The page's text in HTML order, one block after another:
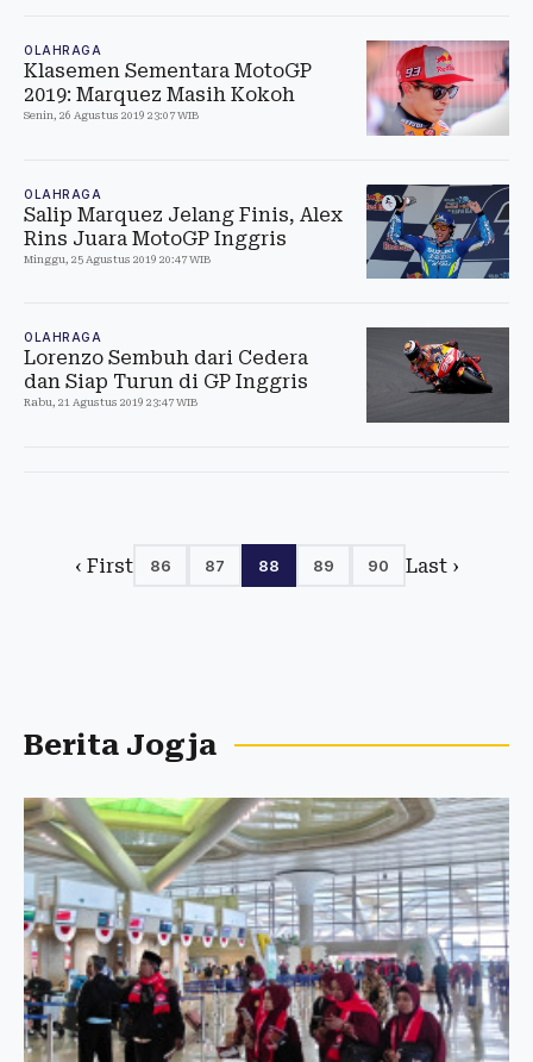
OLAHRAGA
Klasemen Sementara MotoGP
2019: Marquez Masih Kokoh
Senin, 26 Agustus 2019 23:07 WIB
OLAHRAGA
Salip Marquez Jelang Finis, Alex
Rins Juara MotoGP Inggris
Minggu, 25 Agustus 2019 20:47 WIB
OLAHRAGA
Lorenzo Sembuh dari Cedera
dan Siap Turun di GP Inggris
Rabu, 21 Agustus 2019 23:47 WIB
‹ First 86 87 88 89 90 Last ›
Berita Jogja